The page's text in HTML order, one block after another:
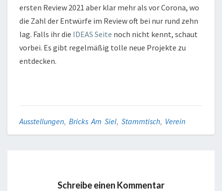
ersten Review 2021 aber klar mehr als vor Corona, wo
die Zahl der Entwürfe im Review oft bei nur rund zehn
lag. Falls ihr die IDEAS Seite noch nicht kennt, schaut
vorbei. Es gibt regelmäßig tolle neue Projekte zu
entdecken.
Ausstellungen, Bricks Am Siel, Stammtisch, Verein
Schreibe einen Kommentar